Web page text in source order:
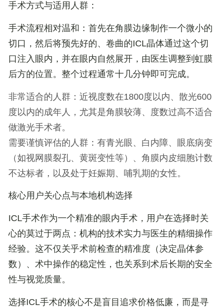
手术方式与适用人群：
手术流程相对温和：首先在角膜边缘制作一个微小的
切口，然后将预先好的、卷曲的ICL晶体通过这个切
口注入眼内，并在眼内自然展开，由医生调整到虹膜
后方的位置。整个过程通常十几分钟即可完成。
非常适合的人群：近视度数在1800度以内、散光600
度以内的成年人，尤其是角膜较薄、度数过高不适合
做激光手术者。
需要谨慎评估的人群：有青光眼、白内障、眼底病变
（如视网膜裂孔、黄斑变性等）、角膜内皮细胞计数
不达标者，以及处于妊娠期、哺乳期的女性。
核心用户关心点与本地机构选择
ICL手术作为一个精准的眼内手术，用户在选择时关
心的莫过于两点： 机构的技术实力与医生的精细操作
经验。这不仅关乎术前检查的精准度（决定晶体参
数）、术中操作的稳定性，也关系到术后长期的安全
性与视觉质量。
选择ICL手术的核心不是盲目追求价格低廉，而是寻